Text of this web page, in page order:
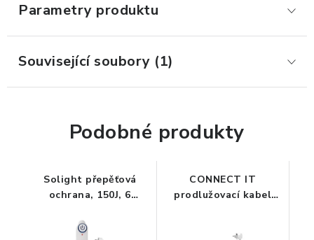
DRŽÁKY LCD MONITORŮ A TV
STOJANY POD NOTEBOOK
ORGANIZACE KABELŮ
Parametry produktu
Související soubory (1)
Podobné produkty
Solight přepěťová
ochrana, 150J, 6
CONNECT IT
prodlužovací kabel